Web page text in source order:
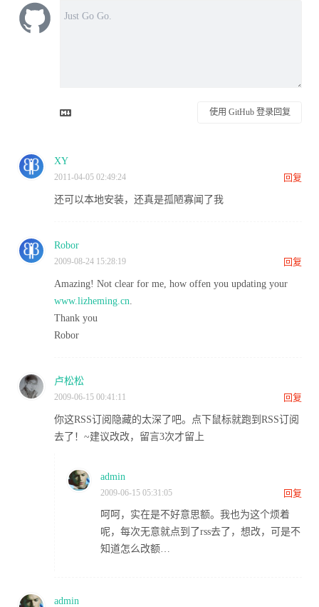
使用 GitHub 登录回复
XY
2011-04-05 02:49:24 回复
还可以本地安装，还真是孤陋寡闻了我
Robor
2009-08-24 15:28:19 回复
Amazing! Not clear for me, how offen you updating your
www.lizheming.cn
Thank you
Robor
卢松松
2009-06-15 00:41:11 回复
你这RSS订阅隐藏的太深了吧。点下鼠标就跑到RSS订阅
去了！~建议改改，留言3次才留上
admin
2009-06-15 05:31:05 回复
呵呵，实在是不好意思额。我也为这个烦着
呢，每次无意就点到了rss去了，想改，可是不
知道怎么改额…
admin